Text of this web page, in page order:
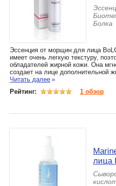
Болка
Эссенция от морщин для лица
имеет очень легкую текстуру,
обладателей жирной кожи. Она
создает на лице дополнительной
Читать далее »
Рейтинг:
1 обзор
лица